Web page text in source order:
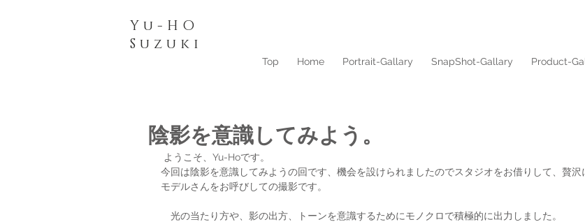
Top Home Portrait-Gallary SnapShot-Gallary Product-
Yu-HO
​Suzuki
陰影を意識してみよう。
ようこそ、Yu-Hoです。
今回は陰影を意識してみようの回です、機会を設けられましたのでスタジオをお借りして、贅沢
モデルさんをお呼びしての撮影です。
光の当たり方や、影の出方、トーンを意識するためにモノクロで積極的に出力しました。